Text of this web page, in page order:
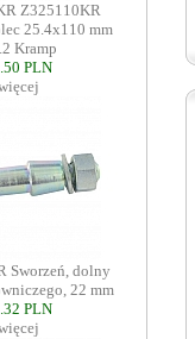
Z325110KR
25.4x110 mm
Kramp
PLN
Sworzeń, dolny
22 mm
PLN